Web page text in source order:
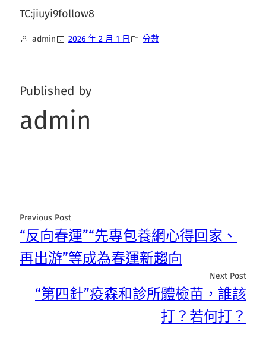
TC:jiuyi9follow8
admin 2026 年 2 月 1 日 分數
Published by
admin
Previous Post
“反向春運”“先專包養網心得回家、
再出游”等成為春運新趨向
Next Post
“第四針”疫森和診所體檢苗，誰該
打？若何打？